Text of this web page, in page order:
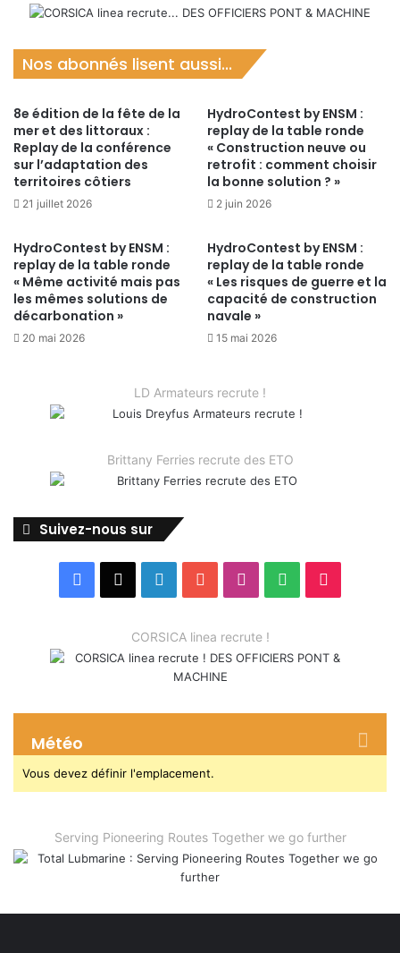
Nos abonnés lisent aussi...
8e édition de la fête de la
mer et des littoraux :
Replay de la conférence
sur l’adaptation des
territoires côtiers
21 juillet 2026
HydroContest by ENSM :
replay de la table ronde
« Construction neuve ou
retrofit : comment choisir
la bonne solution ? »
2 juin 2026
HydroContest by ENSM :
replay de la table ronde
« Même activité mais pas
les mêmes solutions de
décarbonation »
20 mai 2026
HydroContest by ENSM :
replay de la table ronde
« Les risques de guerre et la
capacité de construction
navale »
15 mai 2026
LD Armateurs recrute !
Brittany Ferries recrute des ETO
Suivez-nous sur
Facebook LinkedinYouTubeInstagram
Spotify
CORSICA linea recrute !
Météo
Vous devez définir l'emplacement.
Serving Pioneering Routes Together we go further